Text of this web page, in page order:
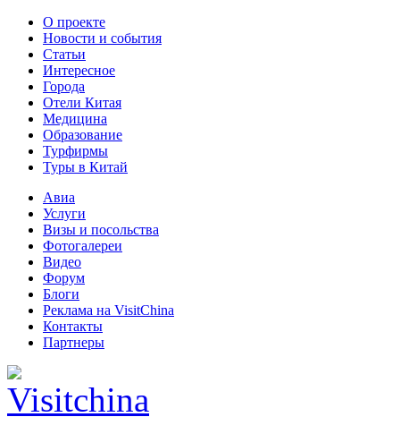
О проекте
Новости и события
Статьи
Интересное
Города
Отели Китая
Медицина
Образование
Турфирмы
Туры в Китай
Авиа
Услуги
Визы и посольства
Фотогалереи
Видео
Форум
Блоги
Реклама на VisitChina
Контакты
Партнеры